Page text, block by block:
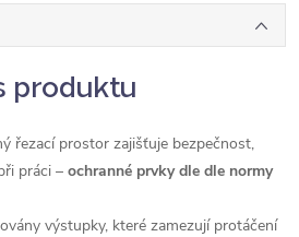
produktu
řezací prostor zajišťuje bezpečnost,
práci – ochranné prvky dle dle normy
výstupky, které zamezují protáčení